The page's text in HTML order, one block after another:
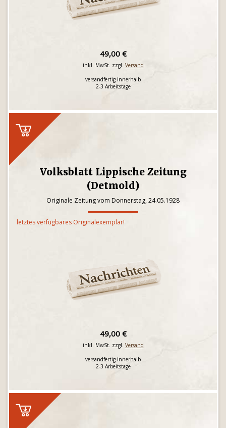
49,00 €
inkl. MwSt. zzgl. Versand
versandfertig innerhalb
2-3 Arbeitstage
Volksblatt Lippische Zeitung
(Detmold)
Originale Zeitung vom Donnerstag, 24.05.1928
letztes verfügbares Originalexemplar!
49,00 €
inkl. MwSt. zzgl. Versand
versandfertig innerhalb
2-3 Arbeitstage